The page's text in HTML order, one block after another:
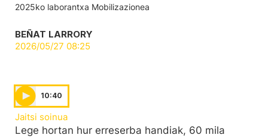
2025ko laborantxa Mobilizazionea
BEÑAT LARRORY
2026/05/27 08:25
10:40
Jaitsi soinua
Lege hortan hur erreserba handiak, 60 mila